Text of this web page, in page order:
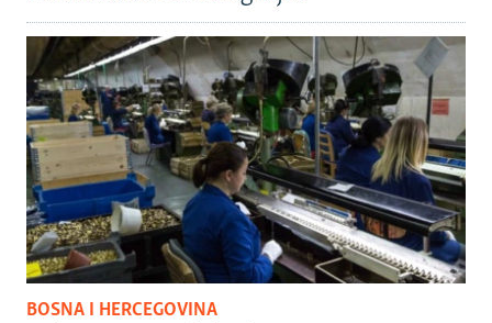
BOSNA I HERCEGOVINA